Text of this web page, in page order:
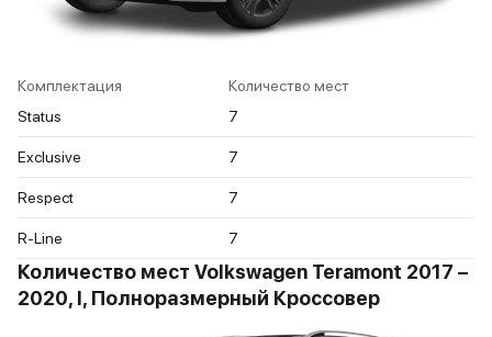
Комплектация
Количество мест
Status
7
Exclusive 7
Respect 7
R-Line 7
Количество мест Volkswagen Teramont 2017 –
2020, I, Полноразмерный Кроссовер